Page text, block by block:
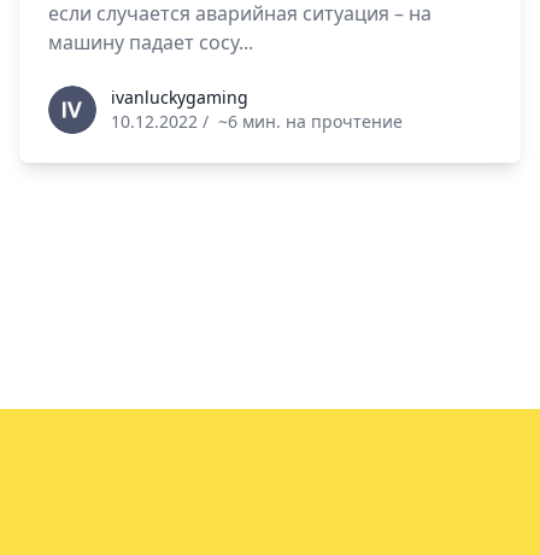
если случается аварийная ситуация – на
машину падает сосу...
ivanluckygaming
ivanluckygaming
10.12.2022 / ~6 мин. на прочтение